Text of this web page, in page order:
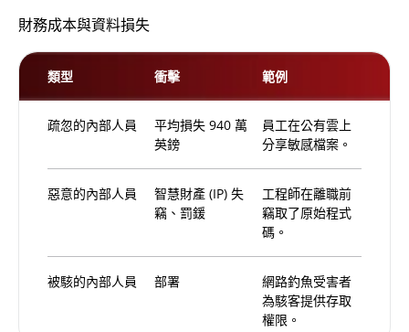
財務成本與資料損失
類型 衝擊 範例
疏忽的內部人員
平均損失 940 萬
英鎊
員工在公有雲上
分享敏感檔案。
惡意的內部人員
智慧財產 (IP) 失
竊、罰鍰
工程師在離職前
竊取了原始程式
碼。
被駭的內部人員 部署
網路釣魚受害者
為駭客提供存取
權限。